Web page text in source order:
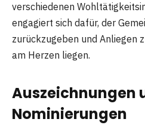
verschiedenen
engagiert sich dafür, der
zurückzugeben und Anliegen
am Herzen liegen.
Auszeichnungen
Nominierungen